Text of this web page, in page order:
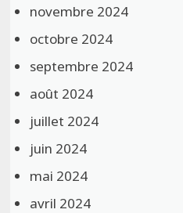
novembre 2024
octobre 2024
septembre 2024
août 2024
juillet 2024
juin 2024
mai 2024
avril 2024